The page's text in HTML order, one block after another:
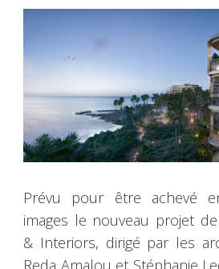
Prévu pour être achevé
images le nouveau projet
& Interiors, dirigé par les